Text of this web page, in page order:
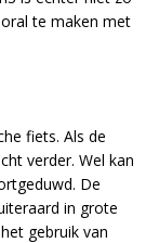
te maken met
fiets. Als de
verder. Wel kan
De
in grote
gebruik van